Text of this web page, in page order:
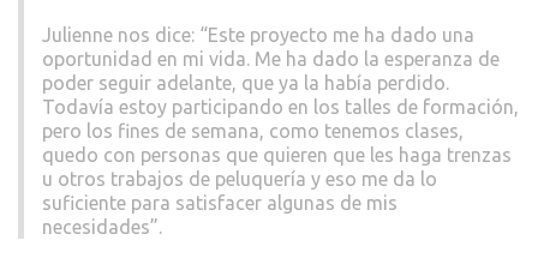
Julienne nos dice: “Este proyecto me ha dado una
oportunidad en mi vida. Me ha dado la esperanza de
poder seguir adelante, que ya la había perdido.
Todavía estoy participando en los talles de formación,
pero los fines de semana, como tenemos clases,
quedo con personas que quieren que les haga trenzas
u otros trabajos de peluquería y eso me da lo
suficiente para satisfacer algunas de mis
necesidades”.